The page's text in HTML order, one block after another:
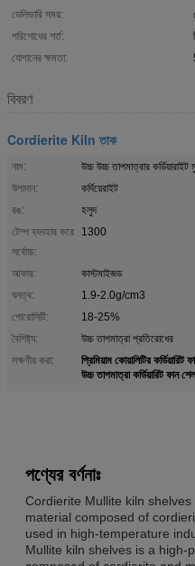
ডেলিভারি সময়:
পরিশোধের শর্ত:
যোগানের ক্ষমতা:
বিবরণ
Cordierite Kiln তাক
নাম:
উচ্চ উচ্চ তাপমাত্রার কর্ডিয়ারাইট
উপাদান:
কর্দিয়েরাইট
রঙ:
হলুদ
টেম্প ব্যবহার করে
সর্বোচ্চ:
1300
আকার:
কাস্টমাইজড
ঘনত্ব:
1.9-2.0g/cm3
পোরোসিটি:
18-25%
বৈশিষ্ট্য:
উচ্চ তাপমাত্রা প্রতিরোধের
লক্ষণীয় করা:
প্রিমিয়াম কোয়ালিটির কর্ডিয়ারিট
উচ্চ তাপমাত্রা কর্ডিয়ারিট ফান
পণ্যের বর্ণনাঃ
Cordierite Mullite kiln
material composed of
used in high-temperature
Mullite kiln shelves is a